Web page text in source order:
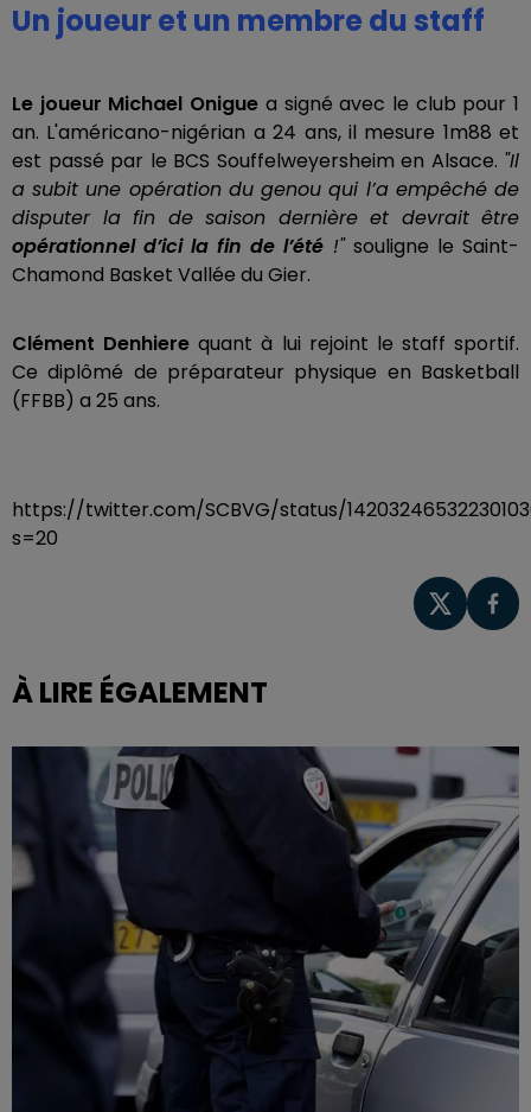
Un joueur et un membre du staff
Le joueur Michael Onigue a signé avec le club pour 1
an. L'américano-nigérian a 24 ans, il mesure 1m88 et
est passé par le BCS Souffelweyersheim en Alsace. "Il
a subit une opération du genou qui l’a empêché de
disputer la fin de saison dernière et devrait être
opérationnel d’ici la fin de l’été !"souligne le Saint-
Chamond Basket Vallée du Gier.
Clément Denhiere quant à lui rejoint le staff sportif.
Ce diplômé de préparateur physique en Basketball
(FFBB) a 25 ans.
https://twitter.com/SCBVG/status/
s=20
À LIRE ÉGALEMENT